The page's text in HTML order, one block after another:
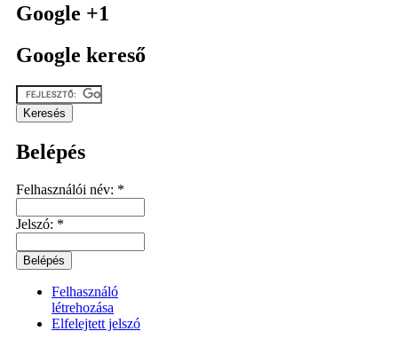
Google +1
Google kereső
Belépés
Felhasználói név: *
Jelszó: *
Felhasználó
létrehozása
Elfelejtett jelszó